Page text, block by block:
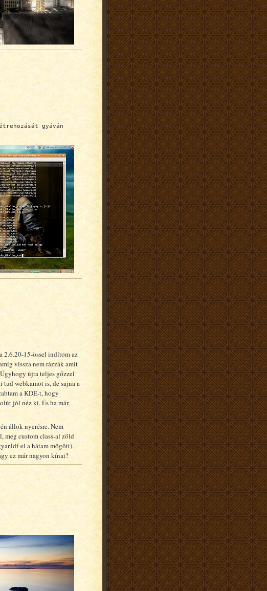
gyáván
2.6.20-15-össel indítom az
vissza nem rázzák amit
újra teljes gőzzel
webkamot is, de sajna a
a KDE-t, hogy
jól néz ki. És ha már,
állok nyerésre. Nem
meg custom class-al zöld
el a hátam mögött).
ez már nagyon kínai?